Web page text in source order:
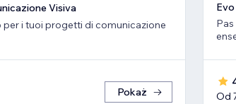
Visiva
i tuoi progetti di comunicazione
Pokaż
Od